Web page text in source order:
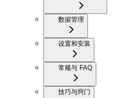
数据管理
设置和安装
常规与 FAQ
技巧与窍门